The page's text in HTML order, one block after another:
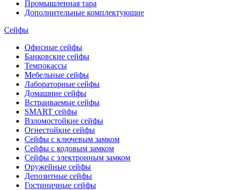
Промышленная тара
Дополнительные комплектующие
Сейфы
Офисные сейфы
Банковские сейфы
Темпокассы
Мебельные сейфы
Лабораторные сейфы
Домашние сейфы
Встраиваемые сейфы
SMART сейфы
Взломостойкие сейфы
Огнестойкие сейфы
Сейфы с ключевым замком
Сейфы с кодовым замком
Сейфы с электронным замком
Оружейные сейфы
Депозитные сейфы
Гостиничные сейфы